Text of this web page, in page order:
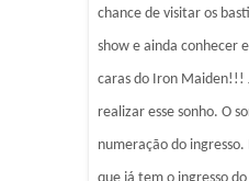
chance de visitar os
show e ainda conhecer
caras do Iron Maiden!!!
realizar esse sonho. O
numeração do